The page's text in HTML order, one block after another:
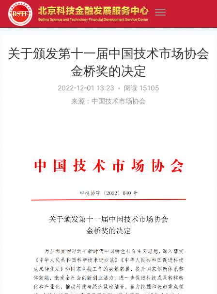
关于颁发第十一届中国技术市场协会
金桥奖的决定
2022-12-01 13:23 • 阅读 15105
来源：中国技术市场协会